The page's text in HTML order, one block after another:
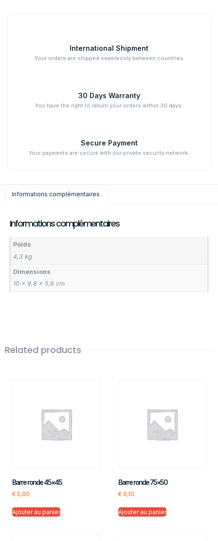
International Shipment
Your orders are shipped seamlessly between countries
30 Days Warranty
You have the right to return your orders within 30 days.
Secure Payment
Your payments are secure with our private security network.
Informations complémentaires
Informations complémentaires
Poids
4,3 kg
Dimensions
10 × 9,8 × 5,6 cm
Related products
Barre ronde 45×45
€ 5,00
Ajouter au panier
Barre ronde 75×50
€9,10
Ajouter au panier